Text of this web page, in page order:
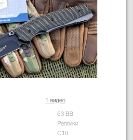
1 видео
63 BB
Реплики
G10